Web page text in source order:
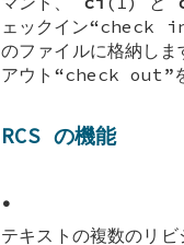
ェックイン“check
のファイルに格納し
アウト“check out”を
RCS の機能
•
テキストの複数のリ